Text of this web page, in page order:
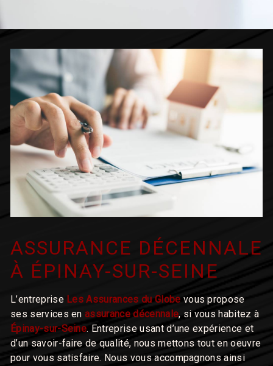
ASSURANCE DÉCENNALE
À ÉPINAY-SUR-SEINE
L’entreprise Les Assurances du Globe vous propose
ses services enassurance décennale, si vous habitez à
Épinay-sur-Seine. Entreprise usant d’une expérience et
d’un savoir-faire de qualité, nous mettons tout en oeuvre
pour vous satisfaire. Nous vous accompagnons ainsi